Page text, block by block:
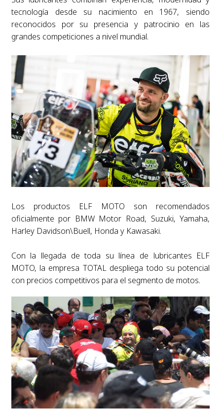
tecnología desde su nacimiento en 1967, siendo
reconocidos por su presencia y patrocinio en las
grandes competiciones a nivel mundial.
Los productos ELF MOTO son recomendados
oficialmente por BMW Motor Road, Suzuki, Yamaha,
Harley Davidson\Buell, Honda y Kawasaki.
Con la llegada de toda su línea de lubricantes ELF
MOTO, la empresa TOTAL despliega todo su potencial
con precios competitivos para el segmento de motos.